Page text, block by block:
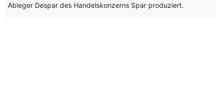
Ableger Despar des Handelskonzerns Spar produziert.